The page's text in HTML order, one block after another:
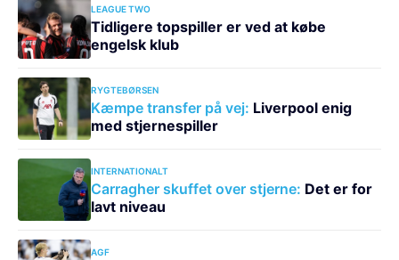
LEAGUE TWO
Tidligere topspiller er ved at købe
engelsk klub
RYGTEBØRSEN
Kæmpe transfer på vej: Liverpool enig
med stjernespiller
INTERNATIONALT
Carragher skuffet over stjerne: Det er for
lavt niveau
AGF